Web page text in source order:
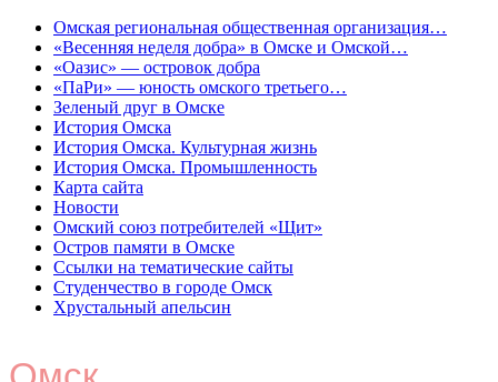
Омская региональная общественная организация…
«Весенняя неделя добра» в Омске и Омской…
«Оазис» — островок добра
«ПаРи» — юность омского третьего…
Зеленый друг в Омске
История Омска
История Омска. Культурная жизнь
История Омска. Промышленность
Карта сайта
Новости
Омский союз потребителей «Щит»
Остров памяти в Омске
Ссылки на тематические сайты
Студенчество в городе Омск
Хрустальный апельсин